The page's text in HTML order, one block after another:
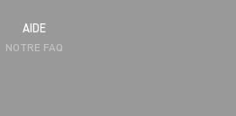
AIDE
NOTRE FAQ